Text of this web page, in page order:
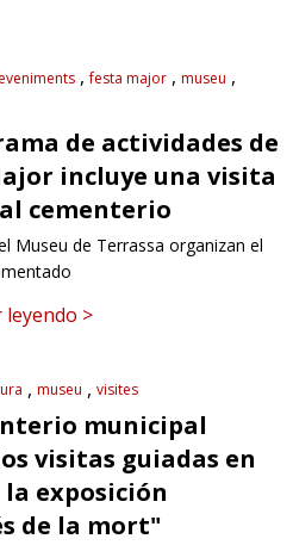
festa major
museu
de actividades de
incluye una visita
cementerio
Museu de Terrassa organizan el
>
museu visites
municipal
visitas guiadas en
exposición
de la mort"